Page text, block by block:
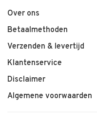
Over ons
Betaalmethoden
Verzenden & levertijd
Klantenservice
Disclaimer
Algemene voorwaarden